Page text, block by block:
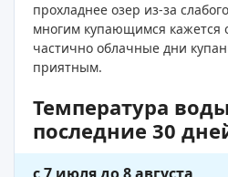
прохладнее озер из-за
многим купающимся
частично облачные дни
приятным.
Температура
последние 30